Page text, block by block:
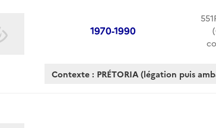
1970-1990
Contexte : PRÉTORIA (légation puis